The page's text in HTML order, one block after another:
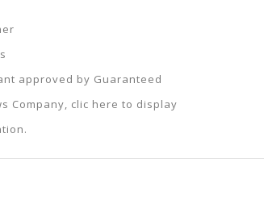
approved by Guaranteed
Company, clic here to display
.